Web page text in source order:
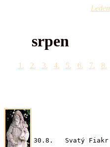
Leden
srpen
1. 2. 3. 4. 5. 6. 7. 8.
30.8. Svatý Fiakr